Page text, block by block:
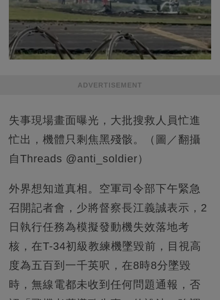
ADVERTISEMENT
失事現場畫面曝光，大批搜救人員忙進
忙出，機體只剩焦黑殘骸。（圖／翻攝
自Threads @anti_soldier）
外界想知道真相。空軍司令部下午緊急
召開記者會，少將督察長江義誠表示，2
日執行任務為模擬發動機失效落地考
核，在T-34初級教練機墜毀前，目視高
度為五百到一千英呎，在8時8分墜毀
時，無線電都未收到任何問題通報，否